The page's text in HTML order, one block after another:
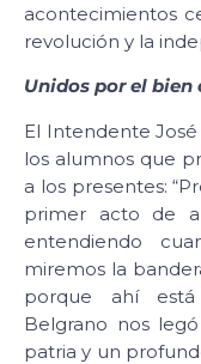
acontecimientos
revolución y la
Unidos por el bien
El Intendente José
los alumnos que
a los presentes:
primer acto de
entendiendo
miremos la
porque ahí
Belgrano nos
patria y un